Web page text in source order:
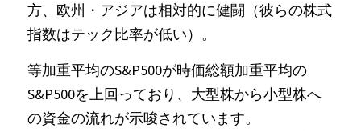
方、欧州・アジアは相対的に健闘（彼らの株式
指数はテック比率が低い）。
等加重平均のS&P500が時価総額加重平均の
S&P500を上回っており、大型株から小型株へ
の資金の流れが示唆されています。